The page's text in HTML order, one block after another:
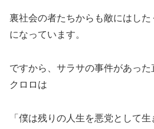
裏社会の者たちからも敵にはし
になっています。
ですから、サラサの事件があっ
クロロは
「僕は残りの人生を悪党として